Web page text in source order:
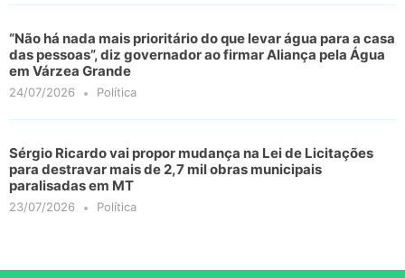
“Não há nada mais prioritário do que levar água para a casa
das pessoas”, diz governador ao firmar Aliança pela Água
em Várzea Grande
24/07/2026 Política
Sérgio Ricardo vai propor mudança na Lei de Licitações
para destravar mais de 2,7 mil obras municipais
paralisadas em MT
23/07/2026 Política